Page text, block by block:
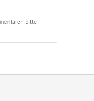
100.
bitte